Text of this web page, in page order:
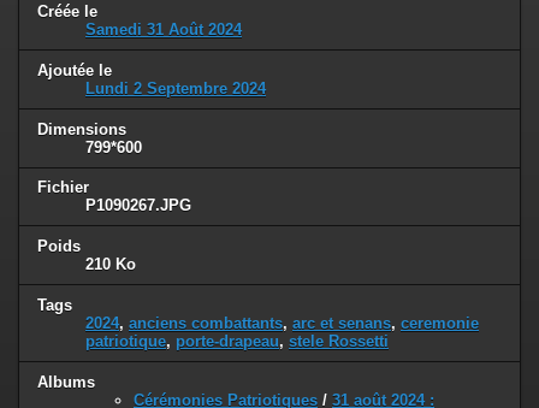
Créée le
Samedi 31 Août 2024
Ajoutée le
Lundi 2 Septembre 2024
Dimensions
799*600
Fichier
P1090267.JPG
Poids
210 Ko
Tags
2024, anciens combattants, arc et senans, ceremonie
patriotique, porte-drapeau, stele Rossetti
Albums
Cérémonies Patriotiques / 31 août 2024 :